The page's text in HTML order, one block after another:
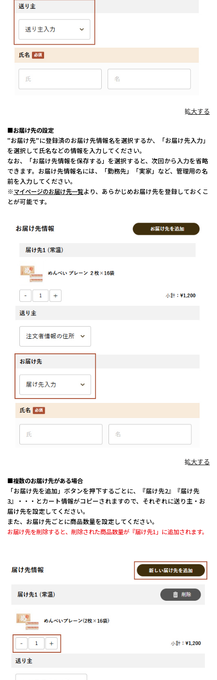
拡大する
■お届け先の設定
"お届け先"に登録済のお届け先情報名を選択するか、「お届け先入力」
を選択して氏名などの情報を入力してください。
なお、「お届け先情報を保存する」を選択すると、次回から入力を省略
できます。お届け先情報名には、「勤務先」「実家」など、管理用の名
前を入力してください。
※マイページのお届け先一覧より、あらかじめお届け先を登録しておくこ
とが可能です。
拡大する
■複数のお届け先がある場合
「お届け先を追加」ボタンを押下するごとに、『届け先2』『届け先
3』・・・とカート情報がコピーされますので、それぞれに送り主・お
届け先を設定してください。
また、お届け先ごとに商品数量を設定してください。
お届け先を削除すると、削除された商品数量が『届け先1」に追加されます。